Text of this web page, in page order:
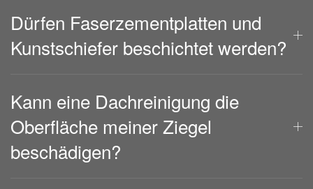
Dürfen Faserzementplatten und
Kunstschiefer beschichtet werden?
Kann eine Dachreinigung die
Oberfläche meiner Ziegel
beschädigen?